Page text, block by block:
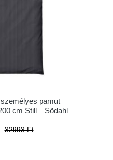
pamut
cm Still – Södahl
32993 Ft